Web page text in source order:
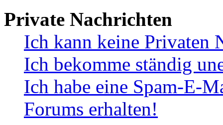
Private Nachrichten
Ich kann keine Privaten
Ich bekomme ständig
Ich habe eine Spam-E-
Forums erhalten!